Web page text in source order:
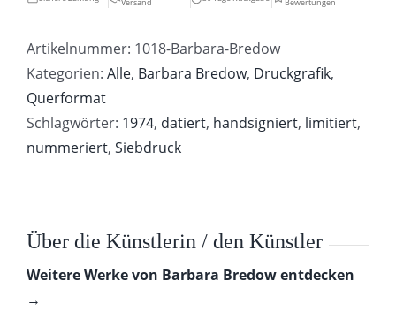
Artikelnummer: 1018-Barbara-Bredow
Kategorien: Alle, Barbara Bredow, Druckgrafik,
Querformat
Schlagwörter: 1974, datiert, handsigniert, limitiert,
nummeriert, Siebdruck
Über die Künstlerin / den Künstler
Weitere Werke von Barbara Bredow entdecken
→